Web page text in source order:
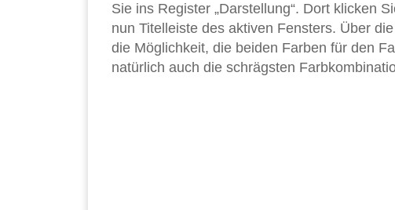
Sie ins Register „Darstellung“. Dort klicken
nun Titelleiste des aktiven Fensters. Über
die Möglichkeit, die beiden Farben für den
natürlich auch die schrägsten